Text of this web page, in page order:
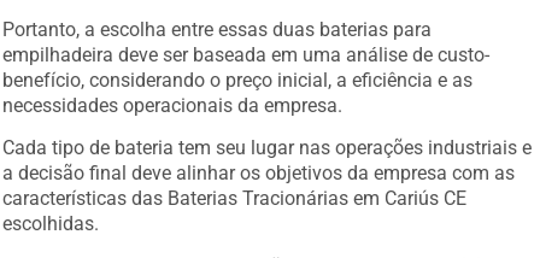
Portanto, a escolha entre essas duas baterias para
empilhadeira deve ser baseada em uma análise de custo-
benefício, considerando o preço inicial, a eficiência e as
necessidades operacionais da empresa.
Cada tipo de bateria tem seu lugar nas operações industriais e
a decisão final deve alinhar os objetivos da empresa com as
características das Baterias Tracionárias em Cariús CE
escolhidas.